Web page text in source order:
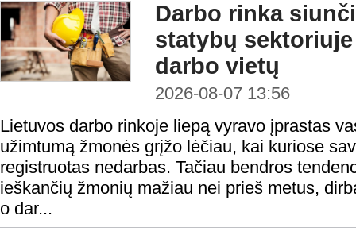
Darbo rinka
statybų
darbo vietų
2026-08-07 13:56
Lietuvos darbo rinkoje liepą vyravo įprastas
užimtumą žmonės grįžo lėčiau, kai kuriose
registruotas nedarbas. Tačiau bendros
ieškančių žmonių mažiau nei prieš metus,
o dar...